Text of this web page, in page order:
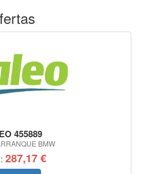
455889
BMW
287,17 €